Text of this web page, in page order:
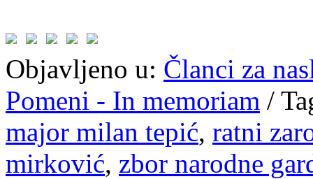
Objavljeno u: Članci za
Pomeni - In memoriam /
major milan tepić, ratni
mirković, zbor narodne